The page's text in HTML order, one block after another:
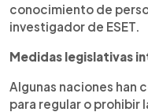
conocimiento de
investigador de ESET.
Medidas legislativas
Algunas naciones han
para regular o prohibir